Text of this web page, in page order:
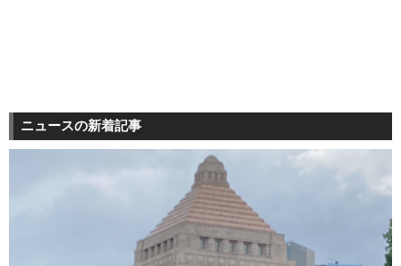
ニュースの新着記事